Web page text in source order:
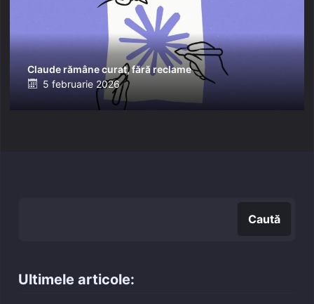
Claude rămâne curat, fără reclame
Posted
5 februarie 2026
Caută
Ultimele articole: